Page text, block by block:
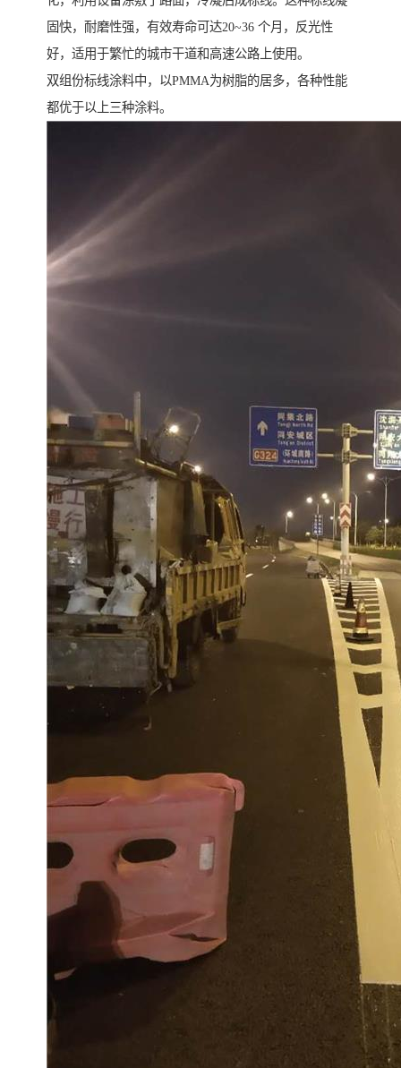
固快，耐磨性强，有效寿命可达20~36 个月，反光性
好，适用于繁忙的城市干道和高速公路上使用。
双组份标线涂料中，以PMMA为树脂的居多，各种性能
都优于以上三种涂料。